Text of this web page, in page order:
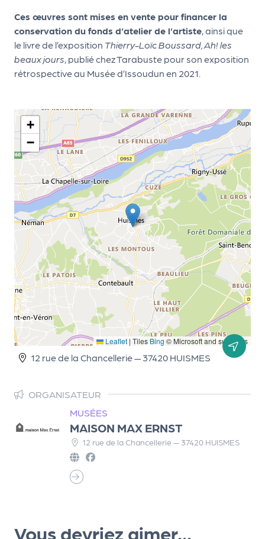
Ces œuvres sont mises en vente pour financer la
conservation du fonds d’atelier de l’artiste, ainsi que
le livre de l’exposition Thierry-Loïc Boussard, Ah! les
beaux jours, publié chez Tarabuste pour son exposition
rétrospective au Musée d’Issoudun en 2021.
+
−
Leaflet | TilesBing© Microsoft and suppliers
12 rue de la Chancellerie — 37420 HUISMES
ORGANISATEUR
MUSÉES
MAISON MAX ERNST
12 rue de la Chancellerie — 37420 HUISMES
Vous devriez aimer...
d
e
l'
o
g
a
n
i
s
a
e
u
r
P
o
o
r
e